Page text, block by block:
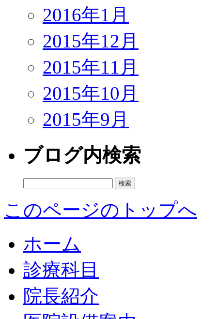
2016年1月
2015年12月
2015年11月
2015年10月
2015年9月
ブログ内検索
このページのトップへ
ホーム
診療科目
院長紹介